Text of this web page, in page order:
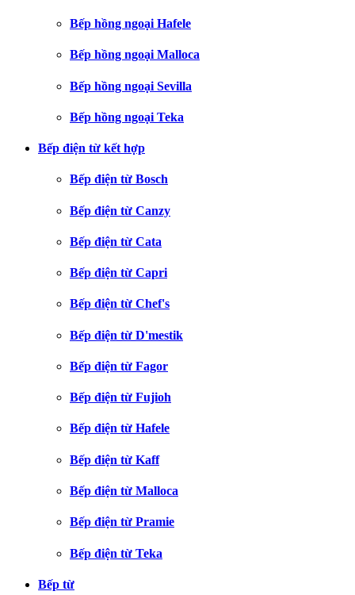
Bếp hồng ngoại Hafele
Bếp hồng ngoại Malloca
Bếp hồng ngoại Sevilla
Bếp hồng ngoại Teka
Bếp điện từ kết hợp
Bếp điện từ Bosch
Bếp điện từ Canzy
Bếp điện từ Cata
Bếp điện từ Capri
Bếp điện từ Chef's
Bếp điện từ D'mestik
Bếp điện từ Fagor
Bếp điện từ Fujioh
Bếp điện từ Hafele
Bếp điện từ Kaff
Bếp điện từ Malloca
Bếp điện từ Pramie
Bếp điện từ Teka
Bếp từ